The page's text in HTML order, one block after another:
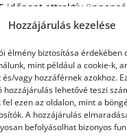
Hozzájárulás kezelése
élmény biztosítása érdekében
mint például a cookie-k,
vagy hozzáférnek azokhoz.
hozzájárulás lehetővé teszi
ezen az oldalon, mint a
A hozzájárulás
befolyásolhat bizonyos
időpont attraktív
a kényelmes, jól
Ne feledje: idén
vált sörfesztivált!
évben is ősszel kerül
meg az alkalmat és
ezen fenomenális
mulatságra.